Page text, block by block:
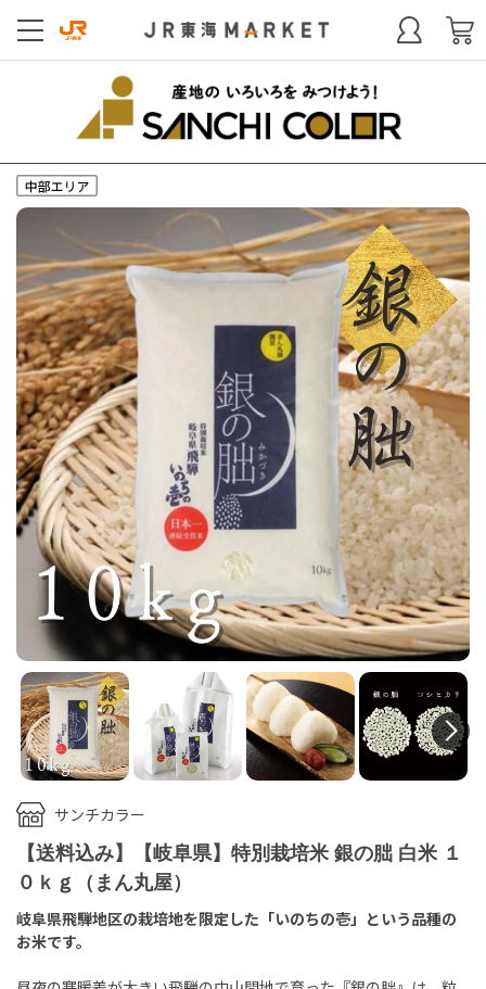
サンチカラー
【送料込み】【岐阜県】特別栽培米 銀の朏 白米 １
０ｋｇ（まん丸屋）
岐阜県飛騨地区の栽培地を限定した「いのちの壱」という品種の
お米です。